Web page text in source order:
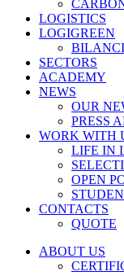
LOGISTICS
LOGIGREEN
SECTORS
ACADEMY
NEWS
OUR
PRESS
WORK WITH
LIFE IN
OPEN
CONTACTS
QUOTE
ABOUT US